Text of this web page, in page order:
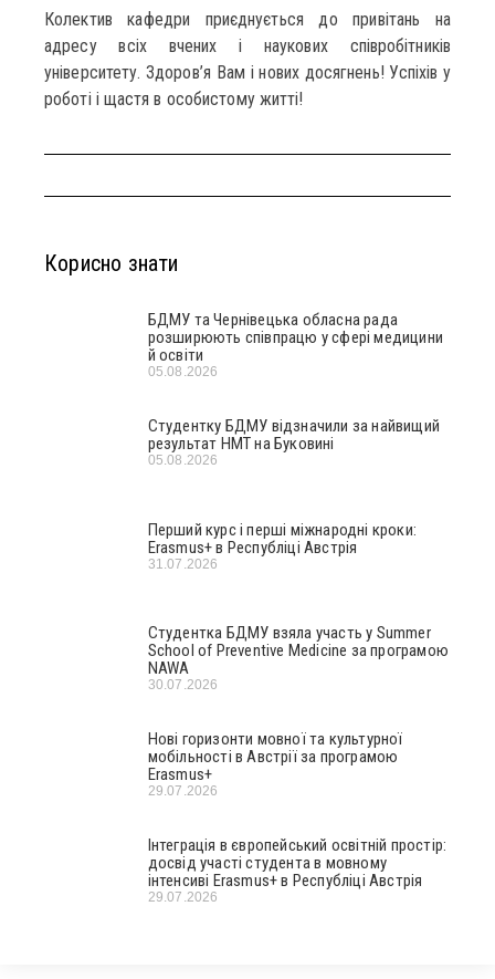
Колектив кафедри приєднується до привітань на
адресу всіх вчених і наукових співробітників
університету. Здоров’я Вам і нових досягнень! Успіхів у
роботі і щастя в особистому житті!
Корисно знати
БДМУ та Чернівецька обласна рада
розширюють співпрацю у сфері медицини
й освіти
05.08.2026
Студентку БДМУ відзначили за найвищий
результат НМТ на Буковині
05.08.2026
Перший курс і перші міжнародні кроки:
Erasmus+ в Республіці Австрія
31.07.2026
Студентка БДМУ взяла участь у Summer
School of Preventive Medicine за програмою
NAWA
30.07.2026
Нові горизонти мовної та культурної
мобільності в Австрії за програмою
Erasmus+
29.07.2026
Інтеграція в європейський освітній простір:
досвід участі студента в мовному
інтенсиві Erasmus+ в Республіці Австрія
29.07.2026